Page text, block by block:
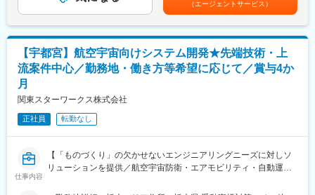
術セミナーや研修会、ベンダー等資格受験を奨励、新人社員研
修、若手社員研修、中堅社員研修、マネージメント研修、部門共
通技術研修、昇格者研修、他
■当社について：
ソフトウェア開発専門の企業として、顧客の優良上場企業と永年
フトウェア会社の中で、その歴史と実績では名の知られたシステ
ムインテグレーターです。
幹製品
【業務内容詳細】
リアルタイムOS（RTOS）の設計・開発
TCP/IPスタック、USBスタック、ファイルシステムの開発
車載関連ソフトウェアの開発
力が身に付きます。
◇様々な分野のメーカ様であるお客様と技術的なディスカッショ
（エージェントサービス）
【宇都宮】航空宇宙向けシステム開発★先端技術・上
流案件中心／勤務地・働き方等希望に応じて／賞与4か
月
関東スターワークス株式会社
正社員 転勤なし
仕事内容
【「ものづくり」の欠かせないエンジニアリングニーズに対しソ
リューションを提供／航空宇宙防衛・エアモビリティ・自動運転